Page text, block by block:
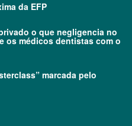
da EFP
o que negligencia no
os médicos dentistas com o
marcada pelo